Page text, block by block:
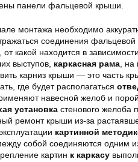
панели фальцевой крыши.
монтажа необходимо
соединения
от какой находится в
выступов, каркасная рама, на
карниз крыши — это часть
где будет располагаться
навесной желоб и
установка стенового желоба
ремонт крыши из-за
картинной
собой соединяются одним
картин к каркасу